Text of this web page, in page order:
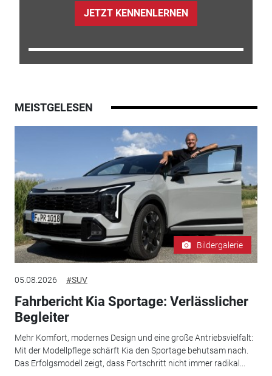
JETZT KENNENLERNEN
MEISTGELESEN
Bildergalerie
05.08.2026 #SUV
Fahrbericht Kia Sportage: Verlässlicher
Begleiter
Mehr Komfort, modernes Design und eine große Antriebsvielfalt:
Mit der Modellpflege schärft Kia den Sportage behutsam nach.
Das Erfolgsmodell zeigt, dass Fortschritt nicht immer radikal...